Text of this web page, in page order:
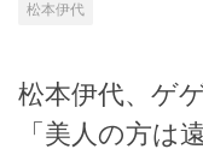
松本伊代
松本伊代、ゲ
「美人の方は